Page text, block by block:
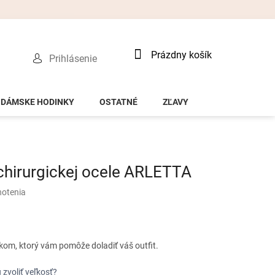
Prihlásenie
Nákupný
Prázdny košík
DÁMSKE HODINKY OSTATNÉ ZĽAVY
ocele ARLETTA
ktorý vám pomôže doladiť váš outfit.
zvoliť veľkosť?